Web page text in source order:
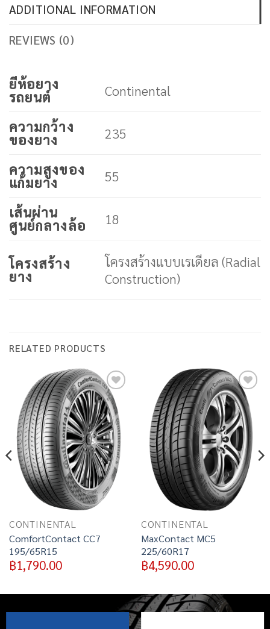
ADDITIONAL INFORMATION
REVIEWS (0)
ยีห้อยาง
รถยนต์ Continental
ความกว้าง
ของยาง 235
ความสูงของ
แก้มยาง 55
เส้นผ่าน
ศูนย์กลางล้อ 18
โครงสร้าง
ยาง
โครงสร้างแบบเรเดียล (Radial
Construction)
RELATED PRODUCTS
Add to
wishlist
CONTINENTAL
ComfortContact CC7
195/65R15
฿1,790.00
Add to
wishlist
CONTINENTAL
MaxContact MC5
225/60R17
฿4,590.00